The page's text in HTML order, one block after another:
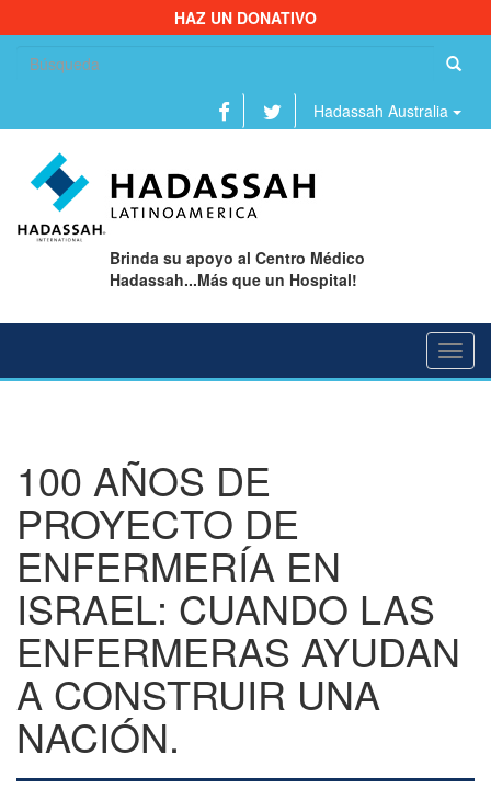
HAZ UN DONATIVO
Hadassah Australia
Brinda su apoyo al Centro Médico
Hadassah...Más que un Hospital!
100 AÑOS DE
PROYECTO DE
ENFERMERÍA EN
ISRAEL: CUANDO LAS
ENFERMERAS AYUDAN
A CONSTRUIR UNA
NACIÓN.